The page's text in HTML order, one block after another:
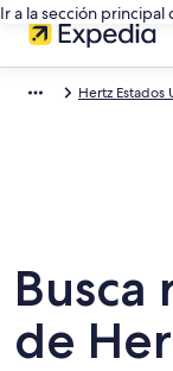
Ir a la sección principal
Hertz Estados
Busca
de